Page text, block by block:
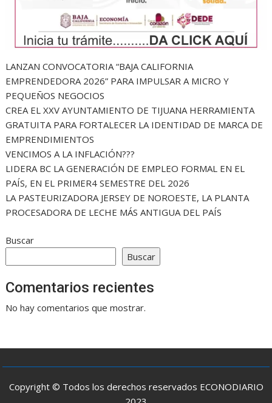
LANZAN CONVOCATORIA “BAJA CALIFORNIA
EMPRENDEDORA 2026” PARA IMPULSAR A MICRO Y
PEQUEÑOS NEGOCIOS
CREA EL XXV AYUNTAMIENTO DE TIJUANA HERRAMIENTA
GRATUITA PARA FORTALECER LA IDENTIDAD DE MARCA DE
EMPRENDIMIENTOS
VENCIMOS A LA INFLACIÓN???
LIDERA BC LA GENERACIÓN DE EMPLEO FORMAL EN EL
PAÍS, EN EL PRIMER4 SEMESTRE DEL 2026
LA PASTEURIZADORA JERSEY DE NOROESTE, LA PLANTA
PROCESADORA DE LECHE MÁS ANTIGUA DEL PAÍS
Buscar
Buscar
Comentarios recientes
No hay comentarios que mostrar.
Copyright © Todos los derechos reservados ECONODIARIO